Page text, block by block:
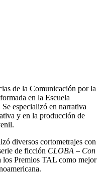
de la Comunicación por la
en la Escuela
especializó en narrativa
y en la producción de
diversos cortometrajes con
de ficción CLOBA – Con
los Premios TAL como mejor